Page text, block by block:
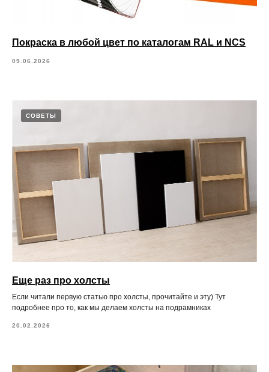
Покраска в любой цвет по каталогам RAL и NCS
09.06.2026
СОВЕТЫ
Еще раз про холсты
Если читали первую статью про холсты, прочитайте и эту) Тут
подробнее про то, как мы делаем холсты на подрамниках
20.02.2026